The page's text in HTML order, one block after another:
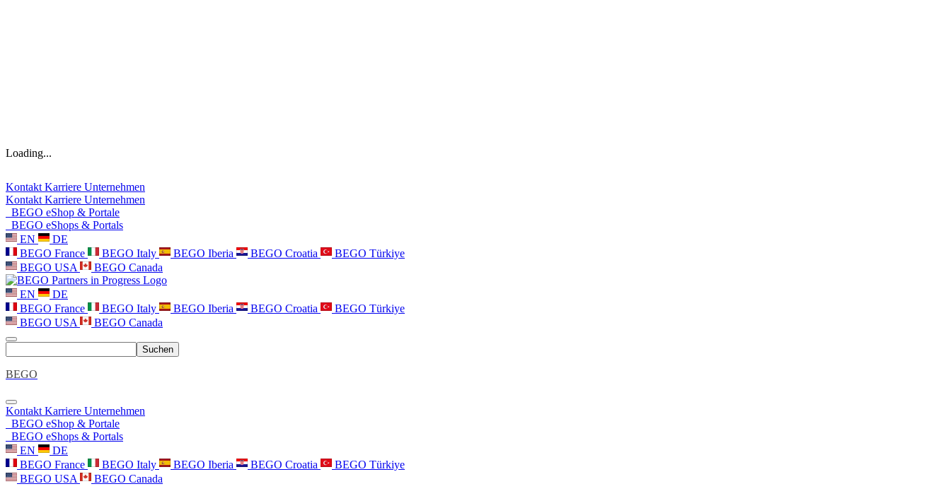
Loading...
Kontakt Karriere Unternehmen
Kontakt Karriere Unternehmen
BEGO eShop & Portale
BEGO eShops & Portals
EN
DE
BEGO France
BEGO Italy BEGO Iberia BEGO Croatia
BEGO Türkiye
BEGO USA
BEGO Canada
EN
DE
BEGO France
BEGO Italy BEGO Iberia BEGO Croatia
BEGO Türkiye
BEGO USA
BEGO Canada
Suchen
BEGO
Kontakt Karriere Unternehmen
BEGO eShop & Portale
BEGO eShops & Portals
EN
DE
BEGO France
BEGO Italy BEGO Iberia BEGO Croatia
BEGO Türkiye
BEGO USA
BEGO Canada